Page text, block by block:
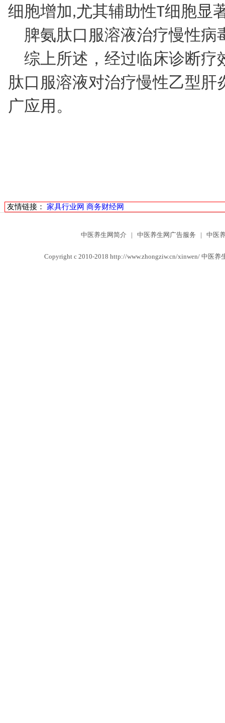
细胞增加,尤其辅助性T细胞显
脾氨肽口服溶液治疗慢性病
综上所述，经过临床诊断疗
肽口服溶液对治疗慢性乙型肝
广应用。
友情链接： 家具行业网 商务财经网
中医养生网简介 | 中医养生网广告服务 | 中医
Copyright c 2010-2018 http://www.zhongziw.cn/xinwen/ 中医